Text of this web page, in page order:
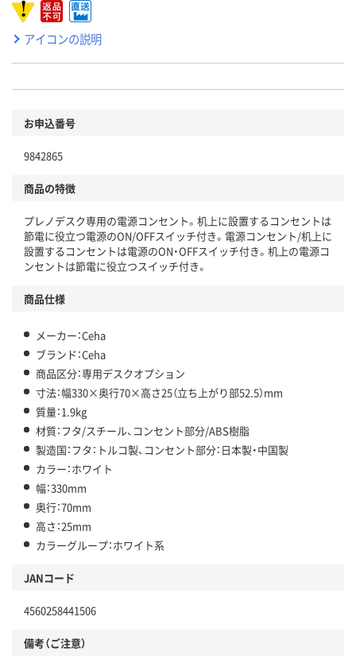
アイコンの説明
お申込番号
9842865
商品の特徴
プレノデスク専用の電源コンセント。机上に設置するコンセントは
節電に役立つ電源のON/OFFスイッチ付き。電源コンセント/机上に
設置するコンセントは電源のON・OFFスイッチ付き。机上の電源コ
ンセントは節電に役立つスイッチ付き。
商品仕様
メーカー：Ceha
ブランド：Ceha
商品区分：専用デスクオプション
寸法：幅330×奥行70×高さ25（立ち上がり部52.5）mm
質量：1.9kg
材質：フタ/スチール、コンセント部分/ABS樹脂
製造国：フタ：トルコ製、コンセント部分：日本製・中国製
カラー：ホワイト
幅：330mm
奥行：70mm
高さ：25mm
カラーグループ：ホワイト系
JANコード
4560258441506
備考（ご注意）